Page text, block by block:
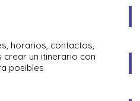
horarios, contactos,
crear un itinerario con
posibles